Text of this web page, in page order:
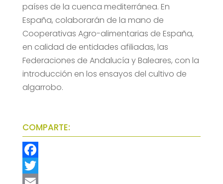
países de la cuenca mediterránea. En
España, colaborarán de la mano de
Cooperativas Agro-alimentarias de España,
en calidad de entidades afiliadas, las
Federaciones de Andalucía y Baleares, con la
introducción en los ensayos del cultivo de
algarrobo.
COMPARTE:
F
a
T